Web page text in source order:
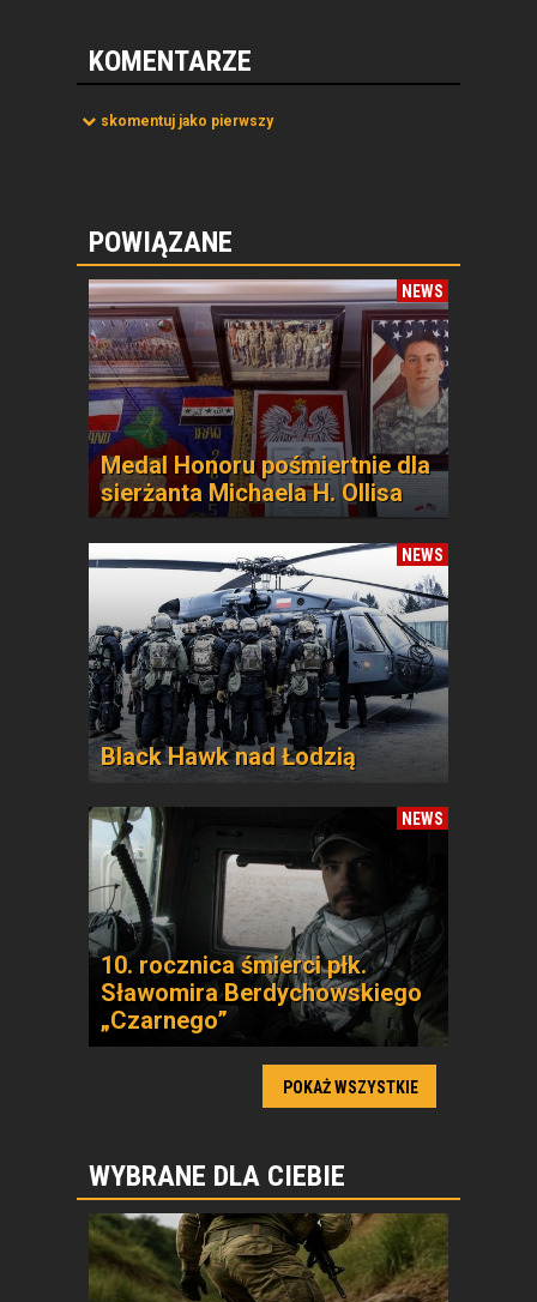
KOMENTARZE
skomentuj jako pierwszy
POWIĄZANE
NEWS
Medal Honoru pośmiertnie dla
sierżanta Michaela H. Ollisa
NEWS
Black Hawk nad Łodzią
NEWS
10. rocznica śmierci płk.
Sławomira Berdychowskiego
„Czarnego”
POKAŻ WSZYSTKIE
WYBRANE DLA CIEBIE